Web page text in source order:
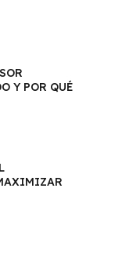
Y POR QUÉ